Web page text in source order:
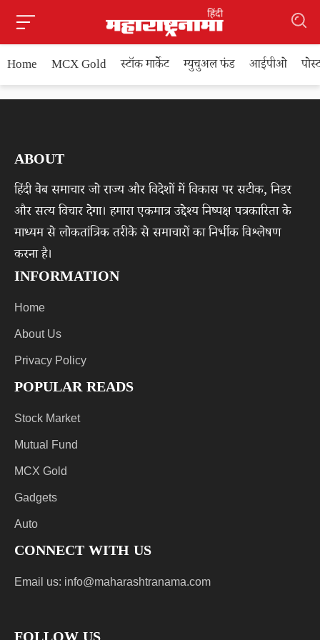
Home MCX Gold स्टॉक मार्केट म्युचुअल फंड आईपीओ
ABOUT
हिंदी वेब समाचार जो राज्य और विदेशों में विकास पर सटीक, निडर
और सत्य विचार देगा। हमारा एकमात्र उद्देश्य निष्पक्ष पत्रकारिता के
माध्यम से लोकतांत्रिक तरीके से समाचारों का निर्भीक विश्लेषण
करना है।
INFORMATION
Home
About Us
Privacy Policy
POPULAR READS
Stock Market
Mutual Fund
MCX Gold
Gadgets
Auto
CONNECT WITH US
Email us: info@maharashtranama.com